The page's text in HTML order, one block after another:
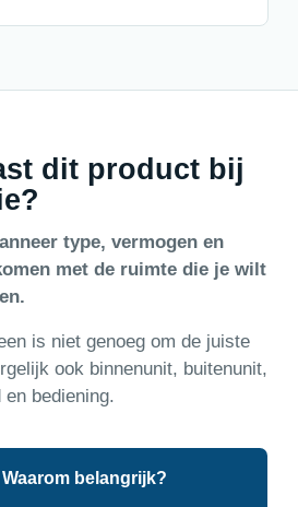
dit product bij
type, vermogen en
met de ruimte die je wilt
is niet genoeg om de juiste
ook binnenunit, buitenunit,
en bediening.
Waarom belangrijk?